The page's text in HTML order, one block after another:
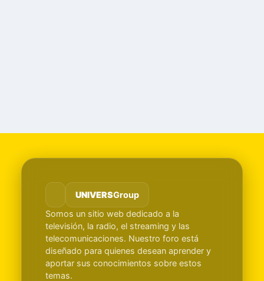
UNIVERSGroup
Somos un sitio web dedicado a la
televisión, la radio, el streaming y las
telecomunicaciones. Nuestro foro está
diseñado para quienes desean aprender y
aportar sus conocimientos sobre estos
temas.